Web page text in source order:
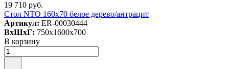
19 710 руб.
Стол NTO 160x70 белое дерево/антрацит
Артикул: ER-00030444
ВxШxГ: 750x1600x700
В корзину